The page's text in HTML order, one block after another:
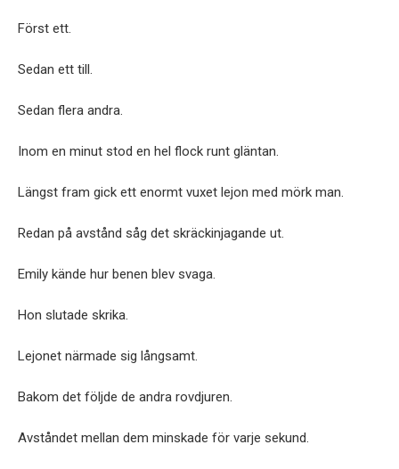
Först ett.
Sedan ett till.
Sedan flera andra.
Inom en minut stod en hel flock runt gläntan.
Längst fram gick ett enormt vuxet lejon med mörk man.
Redan på avstånd såg det skräckinjagande ut.
Emily kände hur benen blev svaga.
Hon slutade skrika.
Lejonet närmade sig långsamt.
Bakom det följde de andra rovdjuren.
Avståndet mellan dem minskade för varje sekund.